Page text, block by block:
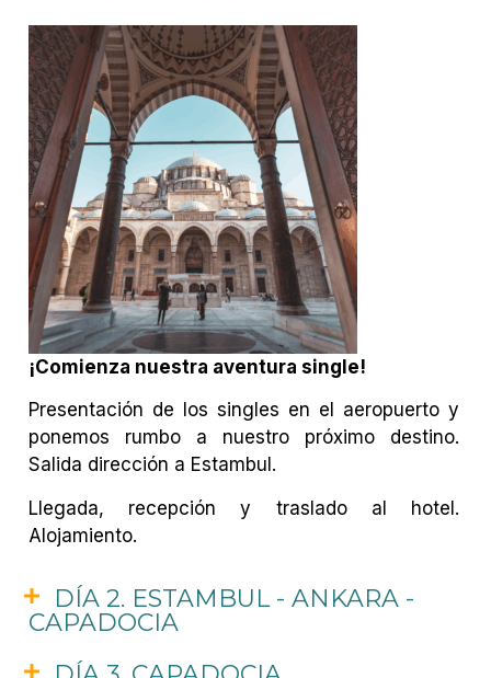
¡Comienza nuestra aventura single!
Presentación de los singles en el aeropuerto y
ponemos rumbo a nuestro próximo destino.
Salida dirección a Estambul.
Llegada, recepción y traslado al hotel.
Alojamiento.
DÍA 2. ESTAMBUL - ANKARA -
CAPADOCIA